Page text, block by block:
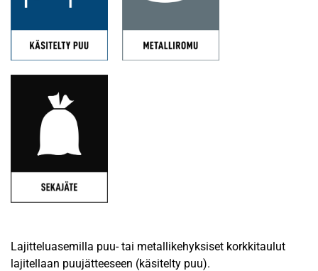
Lajitteluasemilla puu- tai metallikehyksiset korkkitaulut
lajitellaan puujätteeseen (käsitelty puu).